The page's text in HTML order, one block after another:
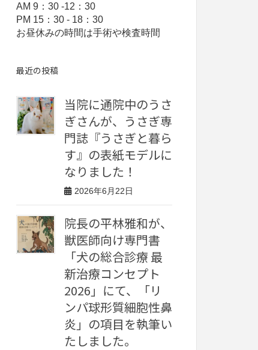
AM 9：30 -12：30
PM 15：30 - 18：30
お昼休みの時間は手術や検査時間
最近の投稿
当院に通院中のうさ
ぎさんが、うさぎ専
門誌『うさぎと暮ら
す』の表紙モデルに
なりました！
2026年6月22日
院長の平林雅和が、
獣医師向け専門書
「犬の総合診療 最
新治療コンセプト
2026」にて、「リ
ンパ球形質細胞性鼻
炎」の項目を執筆い
たしました。